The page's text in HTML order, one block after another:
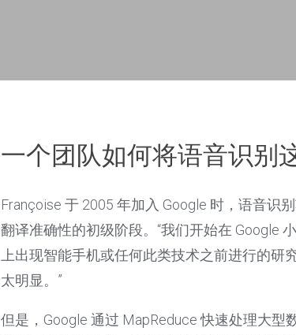
一个团队如何将语音识别
Françoise 于 2005 年加入 Google 时，语音识
翻译准确性的初级阶段。“我们开始在 Google
上出现智能手机或任何此类技术之前进行的
太明显。”
但是，Google 通过 MapReduce 快速处理大